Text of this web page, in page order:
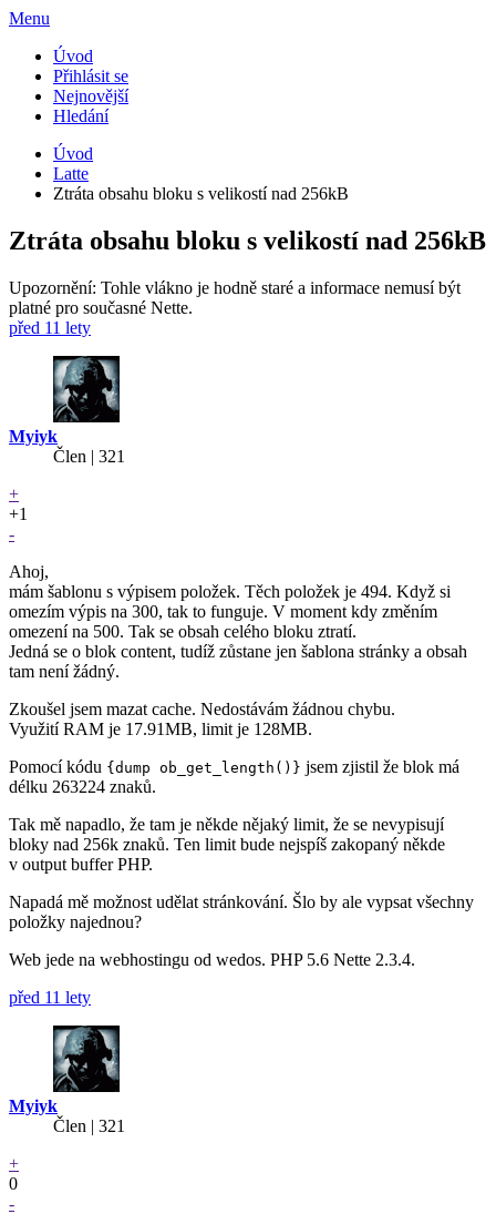
Menu
Úvod
Přihlásit se
Nejnovější
Hledání
Úvod
Latte
Ztráta obsahu bloku s velikostí nad 256kB
Ztráta obsahu bloku s velikostí nad 256kB
Upozornění: Tohle vlákno je hodně staré a informace nemusí být
platné pro současné Nette.
před 11 lety
Myiyk
Člen | 321
+
+1
-
Ahoj,
mám šablonu s výpisem položek. Těch položek je 494. Když si
omezím výpis na 300, tak to funguje. V moment kdy změním
omezení na 500. Tak se obsah celého bloku ztratí.
Jedná se o blok content, tudíž zůstane jen šablona stránky a obsah
tam není žádný.
Zkoušel jsem mazat cache. Nedostávám žádnou chybu.
Využití RAM je 17.91MB, limit je 128MB.
Pomocí kódu {dump ob_get_length()} jsem zjistil že blok má
délku 263224 znaků.
Tak mě napadlo, že tam je někde nějaký limit, že se nevypisují
bloky nad 256k znaků. Ten limit bude nejspíš zakopaný někde
v output buffer PHP.
Napadá mě možnost udělat stránkování. Šlo by ale vypsat všechny
položky najednou?
Web jede na webhostingu od wedos. PHP 5.6 Nette 2.3.4.
před 11 lety
Myiyk
Člen | 321
+
0
-